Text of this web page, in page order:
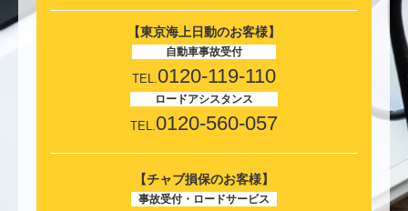
【東京海上日動のお客様】
自動車事故受付
TEL.0120-119-110
ロードアシスタンス
TEL.0120-560-057
【チャブ損保のお客様】
事故受付・ロードサービス